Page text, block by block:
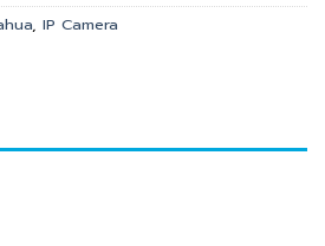
, IP Camera